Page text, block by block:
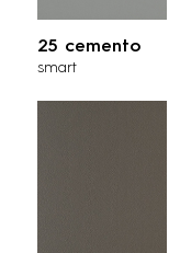
25 cemento
smart